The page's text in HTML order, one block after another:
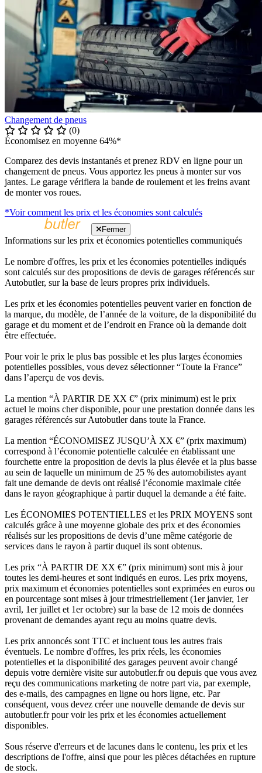
Changement de pneus
(0)
Économisez en moyenne 64%*
Comparez des devis instantanés et prenez RDV en ligne pour un
changement de pneus. Vous apportez les pneus à monter sur vos
jantes. Le garage vérifiera la bande de roulement et les freins avant
de monter vos roues.
*Voir comment les prix et les économies sont calculés
Fermer
Informations sur les prix et économies potentielles communiqués
Le nombre d'offres, les prix et les économies potentielles indiqués
sont calculés sur des propositions de devis de garages référencés sur
Autobutler, sur la base de leurs propres prix individuels.
Les prix et les économies potentielles peuvent varier en fonction de
la marque, du modèle, de l’année de la voiture, de la disponibilité du
garage et du moment et de l’endroit en France où la demande doit
être effectuée.
Pour voir le prix le plus bas possible et les plus larges économies
potentielles possibles, vous devez sélectionner “Toute la France”
dans l’aperçu de vos devis.
La mention “À PARTIR DE XX €” (prix minimum) est le prix
actuel le moins cher disponible, pour une prestation donnée dans les
garages référencés sur Autobutler dans toute la France.
La mention “ÉCONOMISEZ JUSQU’À XX €” (prix maximum)
correspond à l’économie potentielle calculée en établissant une
fourchette entre la proposition de devis la plus élevée et la plus basse
au sein de laquelle un minimum de 25 % des automobilistes ayant
fait une demande de devis ont réalisé l’économie maximale citée
dans le rayon géographique à partir duquel la demande a été faite.
Les ÉCONOMIES POTENTIELLES et les PRIX MOYENS sont
calculés grâce à une moyenne globale des prix et des économies
réalisés sur les propositions de devis d’une même catégorie de
services dans le rayon à partir duquel ils sont obtenus.
Les prix “À PARTIR DE XX €” (prix minimum) sont mis à jour
toutes les demi-heures et sont indiqués en euros. Les prix moyens,
prix maximum et économies potentielles sont exprimées en euros ou
en pourcentage sont mises à jour trimestriellement (1er janvier, 1er
avril, 1er juillet et 1er octobre) sur la base de 12 mois de données
provenant de demandes ayant reçu au moins quatre devis.
Les prix annoncés sont TTC et incluent tous les autres frais
éventuels. Le nombre d'offres, les prix réels, les économies
potentielles et la disponibilité des garages peuvent avoir changé
depuis votre dernière visite sur autobutler.fr ou depuis que vous avez
reçu des communications marketing de notre part via, par exemple,
des e-mails, des campagnes en ligne ou hors ligne, etc. Par
conséquent, vous devez créer une nouvelle demande de devis sur
autobutler.fr pour voir les prix et les économies actuellement
disponibles.
Sous réserve d'erreurs et de lacunes dans le contenu, les prix et les
descriptions de l'offre, ainsi que pour les pièces détachées en rupture
de stock.